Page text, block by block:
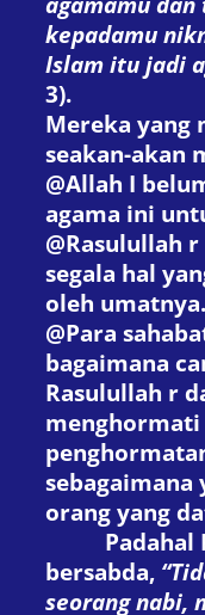
kepadamu
Islam itu jadi
3).
Mereka yang
seakan-akan
@Allah I
agama ini
@Rasulullah r
segala hal
oleh umatnya.
@Para
bagaimana
Rasulullah r
menghormati
sebagaimana
orang yang
Padahal
bersabda,
seorang nabi,